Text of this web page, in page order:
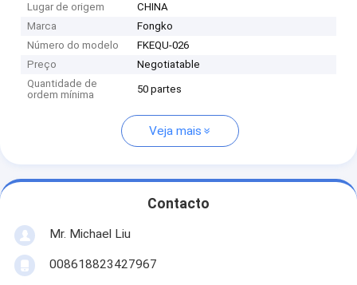
Lugar de origem
CHINA
Marca
Fongko
Número do modelo
FKEQU-026
Preço
Negotiatable
Quantidade de
ordem mínima
50 partes
Veja mais
Contacto
Mr. Michael Liu
008618823427967